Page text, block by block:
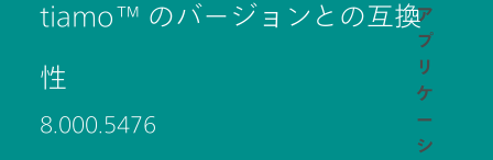
ア
プ
リ
ケ
ー
シ
tiamo™ のバージョンとの互換
性
8.000.5476